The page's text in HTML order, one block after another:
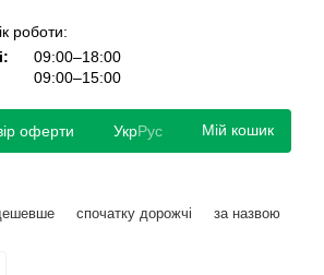
роботи:
09:00–18:00
09:00–15:00
оферти УкрРус Мій кошик
спочатку дорожчі за назвою